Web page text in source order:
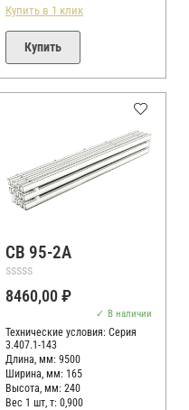
Купить в 1 клик
Купить
СВ 95-2А
Оценка
0
8460,00₽
В наличии
Технические условия: Серия
3.407.1-143
Длина, мм: 9500
Ширина, мм: 165
Высота, мм: 240
Вес 1 шт, т: 0,900